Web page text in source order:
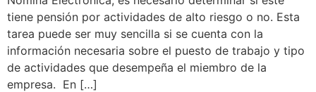
tiene pensión por actividades de alto riesgo o no. Esta
tarea puede ser muy sencilla si se cuenta con la
información necesaria sobre el puesto de trabajo y tipo
de actividades que desempeña el miembro de la
empresa. En […]